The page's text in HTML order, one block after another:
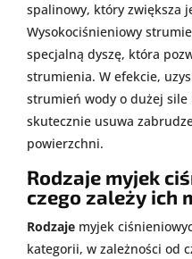
spalinowy, który zwiększa
Wysokociśnieniowy
specjalną dyszę, która
strumienia. W efekcie,
strumień wody o dużej
skutecznie usuwa
powierzchni.
Rodzaje myjek
czego zależy ich
Rodzaje myjek
kategorii, w zależności od